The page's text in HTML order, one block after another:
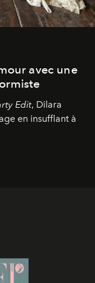
avec une
Edit, Dilara
en insufflant à